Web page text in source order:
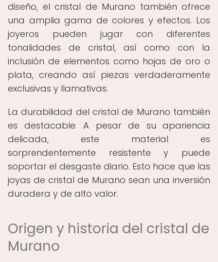
diseño, el cristal de Murano también ofrece
una amplia gama de colores y efectos. Los
joyeros pueden jugar con diferentes
tonalidades de cristal, así como con la
inclusión de elementos como hojas de oro o
plata, creando así piezas verdaderamente
exclusivas y llamativas.
La durabilidad del cristal de Murano también
es destacable. A pesar de su apariencia
delicada, este material es
sorprendentemente resistente y puede
soportar el desgaste diario. Esto hace que las
joyas de cristal de Murano sean una inversión
duradera y de alto valor.
Origen y historia del cristal de
Murano